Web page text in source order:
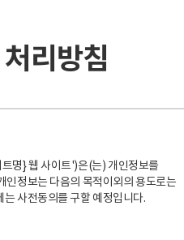
리방침
명} 웹 사이트')은(는) 개인정보를
인정보는 다음의 목적이외의 용도로는
사전동의를 구할 예정입니다.